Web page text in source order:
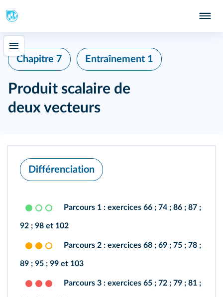
Chapitre 7 Entraînement 1
Produit scalaire de
deux vecteurs
Différenciation
Parcours 1 : exercices 66 ; 74 ; 86 ; 87 ;
92 ; 98 et 102
Parcours 2 : exercices 68 ; 69 ; 75 ; 78 ;
89 ; 95 ; 99 et 103
Parcours 3 : exercices 65 ; 72 ; 79 ; 81 ;